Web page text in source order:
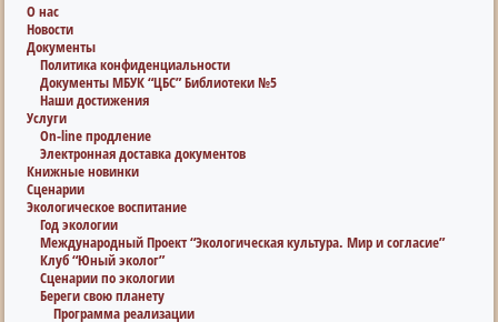
О нас
Новости
Документы
Политика конфиденциальности
Документы МБУК “ЦБС” Библиотеки №5
Наши достижения
Услуги
On-line продление
Электронная доставка документов
Книжные новинки
Сценарии
Экологическое воспитание
Год экологии
Международный Проект “Экологическая культура. Мир и согласие”
Клуб “Юный эколог”
Сценарии по экологии
Береги свою планету
Программа реализации